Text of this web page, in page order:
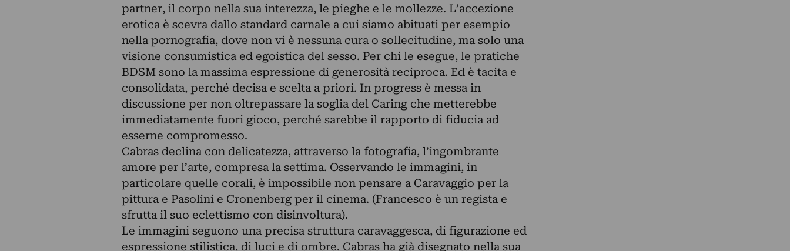
partner, il corpo nella sua interezza, le pieghe e le mollezze. L’accezione
erotica è scevra dallo standard carnale a cui siamo abituati per esempio
nella pornografia, dove non vi è nessuna cura o sollecitudine, ma solo una
visione consumistica ed egoistica del sesso. Per chi le esegue, le pratiche
BDSM sono la massima espressione di generosità reciproca. Ed è tacita e
consolidata, perché decisa e scelta a priori. In progress è messa in
discussione per non oltrepassare la soglia del Caring che metterebbe
immediatamente fuori gioco, perché sarebbe il rapporto di fiducia ad
esserne compromesso.
Cabras declina con delicatezza, attraverso la fotografia, l’ingombrante
amore per l’arte, compresa la settima. Osservando le immagini, in
particolare quelle corali, è impossibile non pensare a Caravaggio per la
pittura e Pasolini e Cronenberg per il cinema. (Francesco è un regista e
sfrutta il suo eclettismo con disinvoltura).
Le immagini seguono una precisa struttura caravaggesca, di figurazione ed
espressione stilistica, di luci e di ombre. Cabras ha già disegnato nella sua